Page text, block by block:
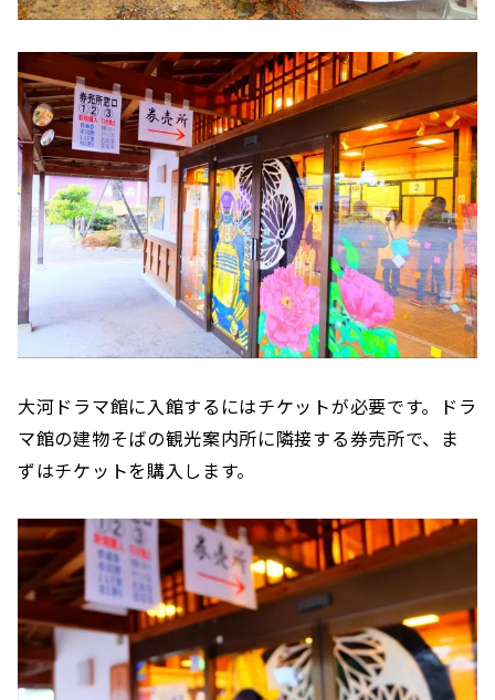
大河ドラマ館に入館するにはチケットが必要です。ドラ
マ館の建物そばの観光案内所に隣接する券売所で、ま
ずはチケットを購入します。